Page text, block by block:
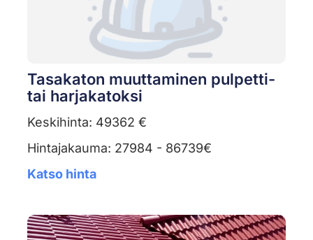
Tasakaton muuttaminen pulpetti-
tai harjakatoksi
Keskihinta: 49362 €
Hintajakauma: 27984 - 86739€
Katso hinta